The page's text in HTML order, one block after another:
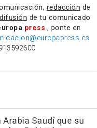
redacción de
de tu comunicado
press , ponte en
Saudí que su